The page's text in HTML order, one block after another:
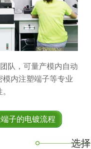
队，可量产模内自动
内注塑端子等专业
子的电镀流程
选择